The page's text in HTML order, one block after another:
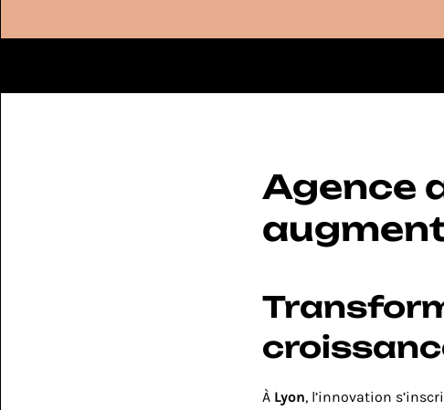
Agence
À Lyon, l’innovation